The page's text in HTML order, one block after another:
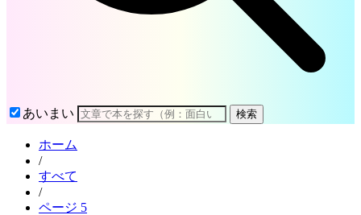
あいまい 検索
ホーム
/
すべて
/
ページ 5